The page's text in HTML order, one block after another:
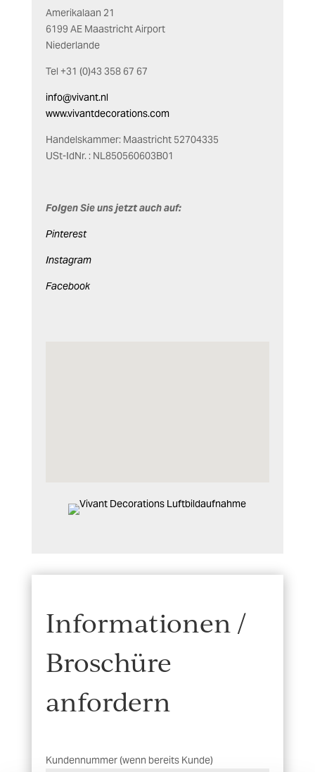
Amerikalaan 21
6199 AE Maastricht Airport
Niederlande
Tel +31 (0)43 358 67 67
info@vivant.nl
www.vivantdecorations.com
Handelskammer: Maastricht 52704335
USt-IdNr. : NL850560603B01
Folgen Sie uns jetzt auch auf:
Pinterest
Instagram
Facebook
Informationen /
Broschüre
anfordern
Kundennummer (wenn bereits Kunde)